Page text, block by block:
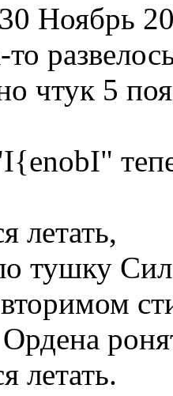
30 Ноябрь
чтук 5
летать,
тушку
летать.